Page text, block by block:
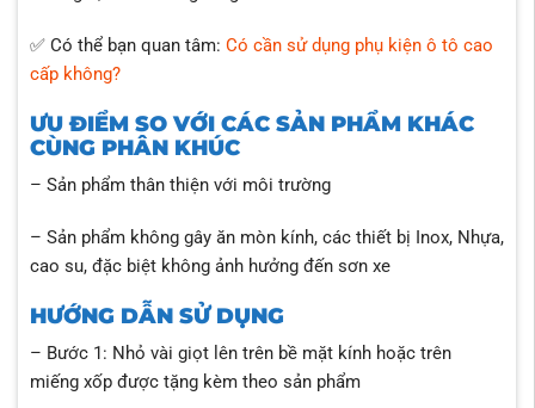
✅ Có thể bạn quan tâm: Có cần sử dụng phụ kiện ô tô cao
cấp không?
ƯU ĐIỂM SO VỚI CÁC SẢN PHẨM KHÁC
CÙNG PHÂN KHÚC
– Sản phẩm thân thiện với môi trường
– Sản phẩm không gây ăn mòn kính, các thiết bị Inox, Nhựa,
cao su, đặc biệt không ảnh hưởng đến sơn xe
HƯỚNG DẪN SỬ DỤNG
– Bước 1: Nhỏ vài giọt lên trên bề mặt kính hoặc trên
miếng xốp được tặng kèm theo sản phẩm